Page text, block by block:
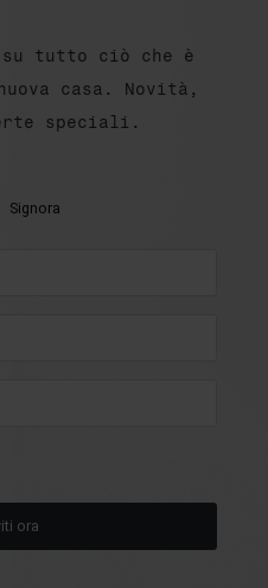
su tutto ciò che è
casa. Novità,
speciali.